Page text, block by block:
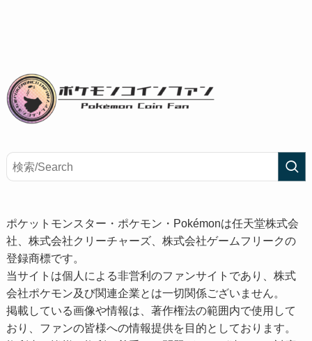
ポケットモンスター・ポケモン・Pokémonは任天堂株式会
社、株式会社クリーチャーズ、株式会社ゲームフリークの
登録商標です。
当サイトは個人による非営利のファンサイトであり、株式
会社ポケモン及び関連企業とは一切関係ございません。
掲載している画像や情報は、著作権法の範囲内で使用して
おり、ファンの皆様への情報提供を目的としております。